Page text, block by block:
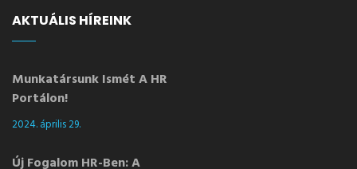
AKTUÁLIS HÍREINK
Munkatársunk Ismét A HR
Portálon!
2024. április 29.
Új Fogalom HR-Ben: A